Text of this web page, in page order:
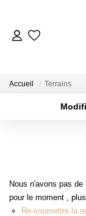
Accueil Terrains
Budget max
Nous n'avons pas
pour le moment ,
Re-soumettre la